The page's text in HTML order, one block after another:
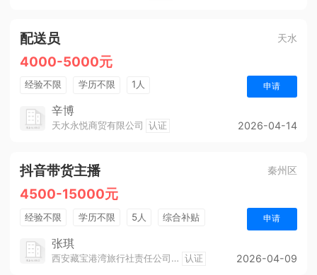
配送员 天水
4000-5000元
经验不限 学历不限 1人 申请
辛博
天水永悦商贸有限公司 认证 2026-04-14
抖音带货主播 秦州区
4500-15000元
经验不限 学历不限 5人
综合补贴
奖励计划
申请
张琪
西安藏宝港湾旅行社责任公司天水分公司 认证 2026-04-09